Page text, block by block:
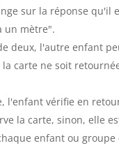
sur la réponse qu'il
un mètre".
deux, l'autre enfant
carte ne soit
l'enfant vérifie en
la carte, sinon, elle
enfant ou